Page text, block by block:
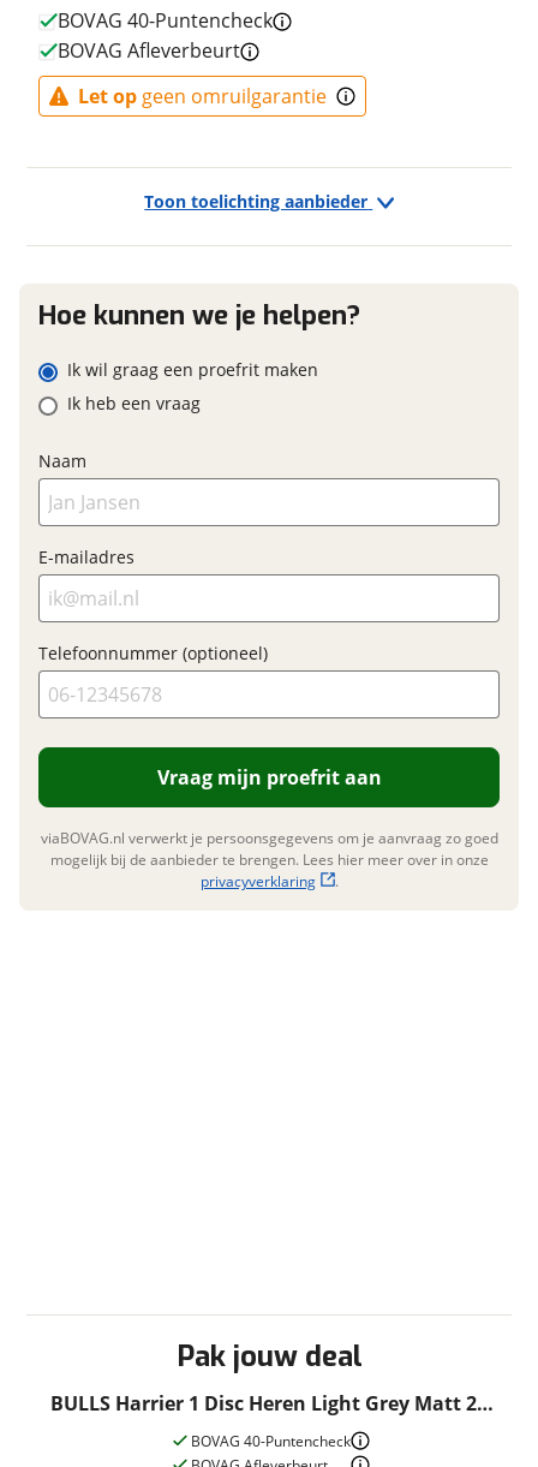
E-bike
Financieel
BTW/marge
BTW
Nieuwprijs
€ 1.299,-
Garanties
Fabrieksgarantie
Toon toelichting aanbieder
Pak jouw deal
BULLS Harrier 1 Disc Heren Light Grey Matt 28
Inch 58cm 2022
BOVAG 40-Puntencheck
BOVAG 40-Puntencheck
BOVAG Afleverbeurt
Let op geen omruilgarantie
Hoe kunnen we je helpen?
Ik wil graag een proefrit maken
Ik heb een vraag
Naam
E-mailadres
Telefoonnummer (optioneel)
Vraag mijn proefrit aan
viaBOVAG.nl verwerkt je persoonsgegevens om je aanvraag zo goed
mogelijk bij de aanbieder te brengen. Lees hier meer over in onze
privacyverklaring
.